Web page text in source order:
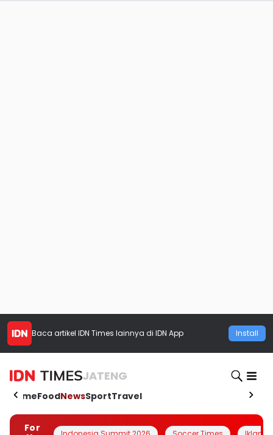
Baca artikel IDN Times lainnya di IDN App Install
JATENG
HomeFoodNewsSportTravel
For